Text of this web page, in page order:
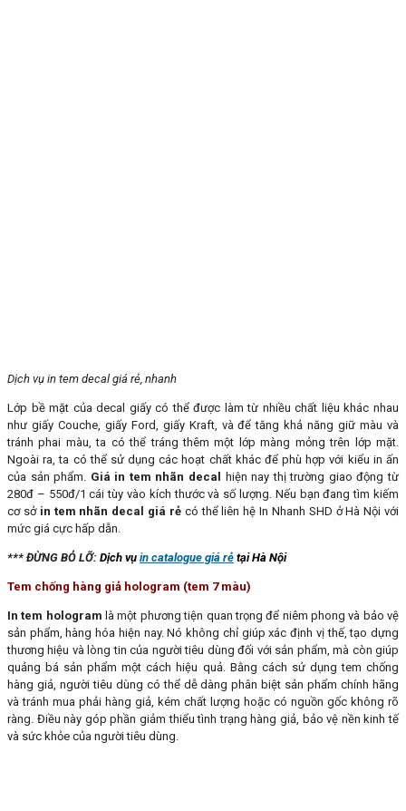
Dịch vụ in tem decal giá rẻ, nhanh
Lớp bề mặt của decal giấy có thể được làm từ nhiều chất liệu khác nhau
như giấy Couche, giấy Ford, giấy Kraft, và để tăng khả năng giữ màu và
tránh phai màu, ta có thể tráng thêm một lớp màng mỏng trên lớp mặt.
Ngoài ra, ta có thể sử dụng các hoạt chất khác để phù hợp với kiểu in ấn
của sản phẩm. Giá in tem nhãn decal hiện nay thị trường giao động từ
280đ – 550đ/1 cái tùy vào kích thước và số lượng. Nếu bạn đang tìm kiếm
cơ sở in tem nhãn decal giá rẻcó thể liên hệ In Nhanh SHD ở Hà Nội với
mức giá cực hấp dẫn.
*** ĐỪNG BỎ LỠ: Dịch vụ in catalogue giá rẻ tại Hà Nội
Tem chống hàng giả hologram (tem 7 màu)
In tem hologram là một phương tiện quan trọng để niêm phong và bảo vệ
sản phẩm, hàng hóa hiện nay. Nó không chỉ giúp xác định vị thế, tạo dựng
thương hiệu và lòng tin của người tiêu dùng đối với sản phẩm, mà còn giúp
quảng bá sản phẩm một cách hiệu quả. Bằng cách sử dụng tem chống
hàng giả, người tiêu dùng có thể dễ dàng phân biệt sản phẩm chính hãng
và tránh mua phải hàng giả, kém chất lượng hoặc có nguồn gốc không rõ
ràng. Điều này góp phần giảm thiểu tình trạng hàng giả, bảo vệ nền kinh tế
và sức khỏe của người tiêu dùng.